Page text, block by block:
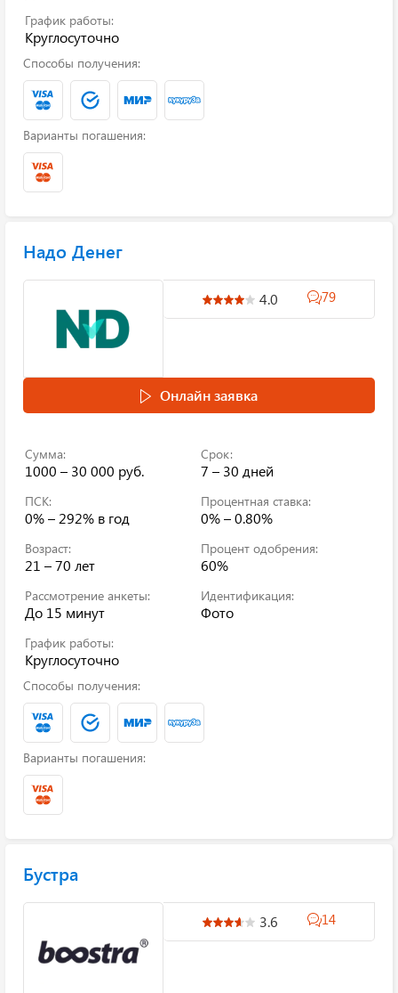
График работы:
Круглосуточно
Способы получения:
Варианты погашения:
Надо Денег
4.0 79
Онлайн заявка
Сумма:
1000 – 30 000 руб.
Срок:
7 – 30 дней
ПСК:
0% – 292% в год
Процентная ставка:
0% – 0.80%
Возраст:
21 – 70 лет
Процент одобрения:
60%
Рассмотрение анкеты:
До 15 минут
Идентификация:
Фото
График работы:
Круглосуточно
Способы получения:
Варианты погашения:
Бустра
3.6 14